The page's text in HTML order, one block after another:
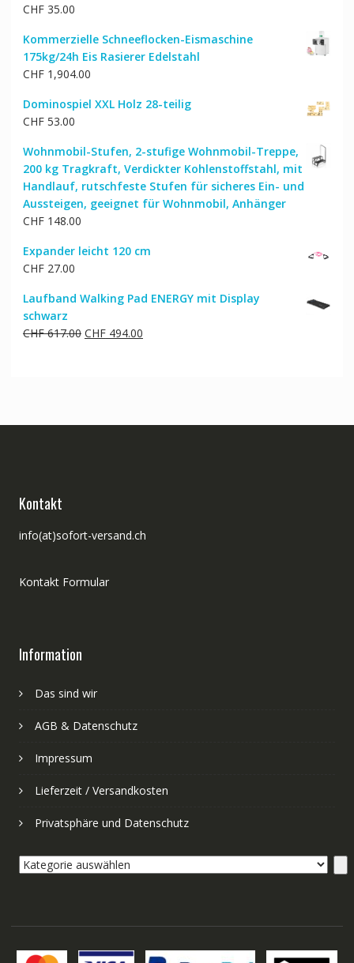
CHF35.00
Kommerzielle Schneeflocken-Eismaschine
175kg/24h Eis Rasierer Edelstahl
CHF1,904.00
Dominospiel XXL Holz 28-teilig
CHF53.00
Wohnmobil-Stufen, 2-stufige Wohnmobil-Treppe,
200 kg Tragkraft, Verdickter Kohlenstoffstahl, mit
Handlauf, rutschfeste Stufen für sicheres Ein- und
Aussteigen, geeignet für Wohnmobil, Anhänger
CHF148.00
Expander leicht 120 cm
CHF27.00
Laufband Walking Pad ENERGY mit Display
schwarz
CHF617.00 Ursprünglicher
CHF494.00Aktueller
Kontakt
info(at)sofort-versand.ch
Kontakt Formular
Information
Das sind wir
AGB & Datenschutz
Impressum
Lieferzeit / Versandkosten
Privatsphäre und Datenschutz
Kategorie